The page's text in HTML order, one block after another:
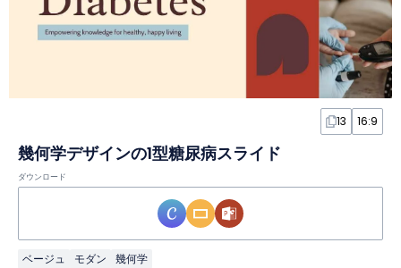
13 16:9
幾何学デザインの1型糖尿病スライド
ダウンロード
ベージュ モダン 幾何学